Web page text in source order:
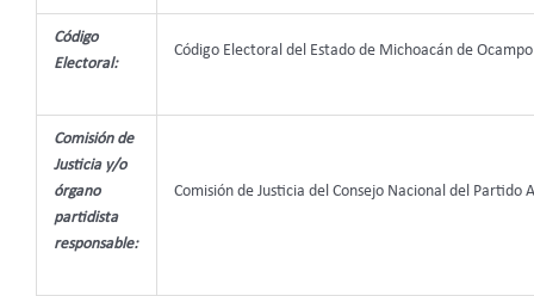
Código
Electoral:
Código Electoral del Estado de Michoacán de
Comisión de
Justicia y/o
órgano
partidista
responsable:
Comisión de Justicia del Consejo Nacional del Partido